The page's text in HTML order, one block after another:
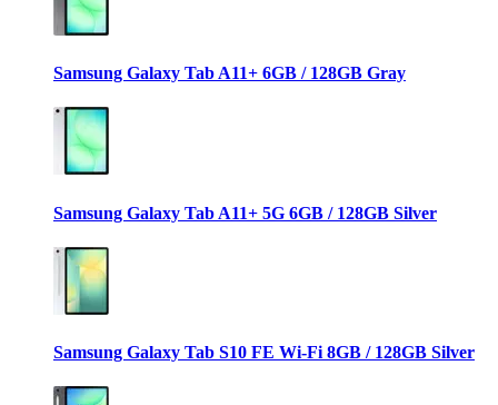
Samsung Galaxy Tab A11+ 6GB / 128GB Gray
Samsung Galaxy Tab A11+ 5G 6GB / 128GB Silver
Samsung Galaxy Tab S10 FE Wi-Fi 8GB / 128GB Silver